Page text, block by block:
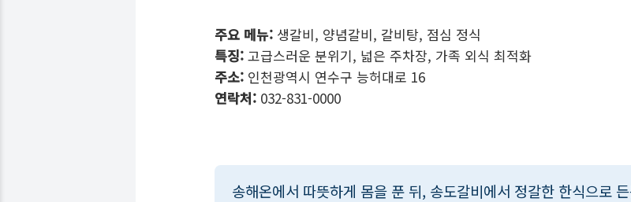
주요 메뉴: 생갈비, 양념갈비, 갈비탕, 점심 정식
특징: 고급스러운 분위기, 넓은 주차장, 가족 외식 최적화
주소: 인천광역시 연수구 능허대로 16
연락처: 032-831-0000
송해온에서 따뜻하게 몸을 푼 뒤, 송도갈비에서 정갈한 한식으로